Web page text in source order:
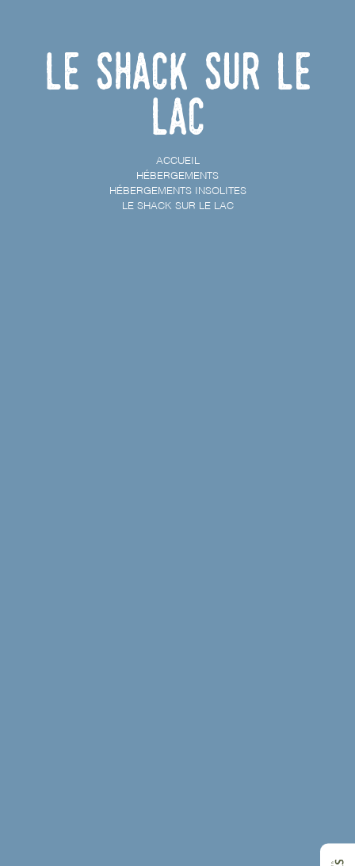
Le Shack sur le
lac
ACCUEIL
HÉBERGEMENTS
HÉBERGEMENTS INSOLITES
LE SHACK SUR LE LAC